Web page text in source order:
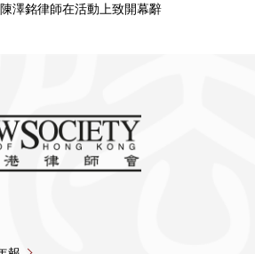
澤銘律師在活動上致開幕辭